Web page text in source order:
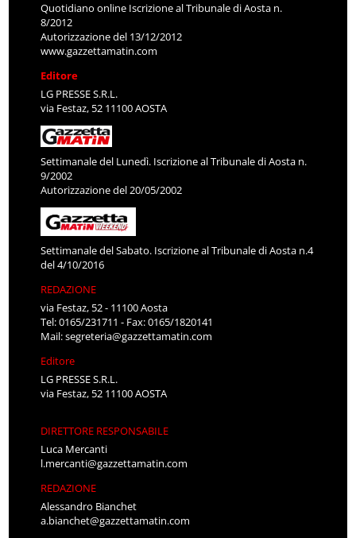
Quotidiano online Iscrizione al Tribunale di Aosta n.
8/2012
Autorizzazione del 13/12/2012
www.gazzettamatin.com
Editore
LG PRESSE S.R.L.
via Festaz, 52 11100 AOSTA
Settimanale del Lunedì. Iscrizione al Tribunale di Aosta n.
9/2002
Autorizzazione del 20/05/2002
Settimanale del Sabato. Iscrizione al Tribunale di Aosta n.4
del 4/10/2016
REDAZIONE
via Festaz, 52 - 11100 Aosta
Tel: 0165/231711 - Fax: 0165/1820141
Mail:segreteria@gazzettamatin.com
Editore
LG PRESSE S.R.L.
via Festaz, 52 11100 AOSTA
DIRETTORE RESPONSABILE
Luca Mercanti
l.mercanti@gazzettamatin.com
REDAZIONE
Alessandro Bianchet
a.bianchet@gazzettamatin.com